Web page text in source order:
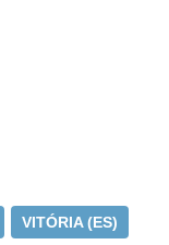
VITÓRIA (ES)